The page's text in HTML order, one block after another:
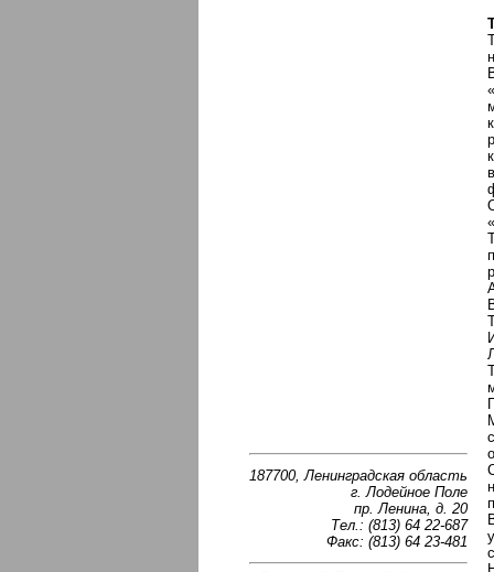
187700, Ленинградская область
г. Лодейное Поле
пр. Ленина, д. 20
Тел.: (813) 64 22-687
Факс: (813) 64 23-481